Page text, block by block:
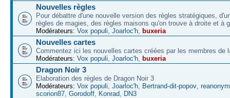
Nouvelles règles
Pour débattre d'une nouvelle version des règles stratégiques,
règles de magies, des règles maisons qu'on trouve à droite et à
Modérateurs: Vox populi, Joarloc'h, buxeria
Nouvelles cartes
Commentez ici les nouvelles cartes créées par les membres de
Modérateurs: Vox populi, Joarloc'h, buxeria
Dragon Noir 3
Elaboration des règles de Dragon Noir 3
Modérateurs: Vox populi, Joarloc'h, Bertrand-dit-popov,
scorion87, Gorodoff, Konrad, DN3